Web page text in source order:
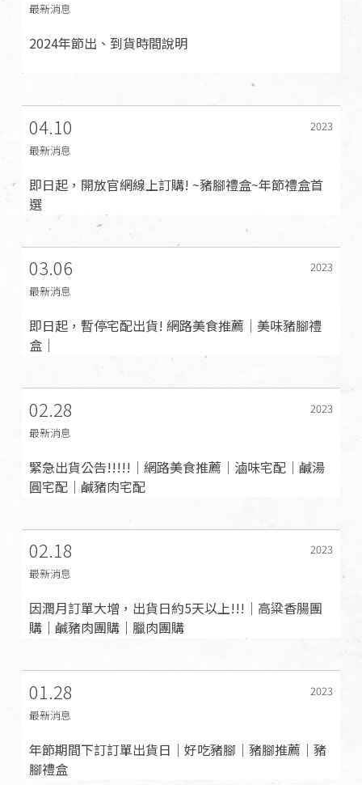
最新消息
2024年節出、到貨時間說明
04.10
2023
最新消息
即日起，開放官網線上訂購! ~豬腳禮盒~年節禮盒首
選
03.06
2023
最新消息
即日起，暫停宅配出貨! 網路美食推薦｜美味豬腳禮
盒｜
02.28
2023
最新消息
緊急出貨公告!!!!!｜網路美食推薦｜滷味宅配｜鹹湯
圓宅配｜鹹豬肉宅配
02.18
2023
最新消息
因潤月訂單大增，出貨日約5天以上!!!｜高粱香腸團
購｜鹹豬肉團購｜臘肉團購
01.28
2023
最新消息
年節期間下訂訂單出貨日｜好吃豬腳｜豬腳推薦｜豬
腳禮盒